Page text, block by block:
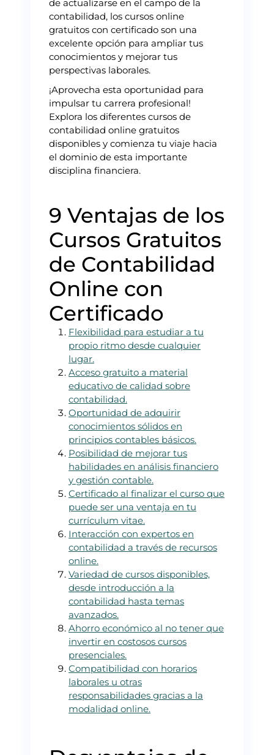
de actualizarse en el campo de la
contabilidad, los cursos online
gratuitos con certificado son una
excelente opción para ampliar tus
conocimientos y mejorar tus
perspectivas laborales.
¡Aprovecha esta oportunidad para
impulsar tu carrera profesional!
Explora los diferentes cursos de
contabilidad online gratuitos
disponibles y comienza tu viaje hacia
el dominio de esta importante
disciplina financiera.
9 Ventajas de los
Cursos Gratuitos
de Contabilidad
Online con
Certificado
Flexibilidad para estudiar a tu
propio ritmo desde cualquier
lugar.
Acceso gratuito a material
educativo de calidad sobre
contabilidad.
Oportunidad de adquirir
conocimientos sólidos en
principios contables básicos.
Posibilidad de mejorar tus
habilidades en análisis financiero
y gestión contable.
Certificado al finalizar el curso que
puede ser una ventaja en tu
currículum vitae.
Interacción con expertos en
contabilidad a través de recursos
online.
Variedad de cursos disponibles,
desde introducción a la
contabilidad hasta temas
avanzados.
Ahorro económico al no tener que
invertir en costosos cursos
presenciales.
Compatibilidad con horarios
laborales u otras
responsabilidades gracias a la
modalidad online.